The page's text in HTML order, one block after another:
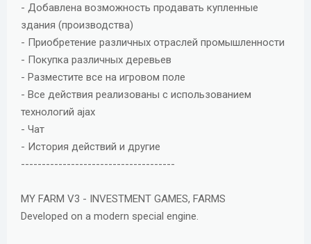
- Добавлена возможность продавать купленные
здания (производства)
- Приобретение различных отраслей промышленности
- Покупка различных деревьев
- Разместите все на игровом поле
- Все действия реализованы с использованием
технологий ajax
- Чат
- История действий и другие
-------------------------------------
MY FARM V3 - INVESTMENT GAMES, FARMS
Developed on a modern special engine.